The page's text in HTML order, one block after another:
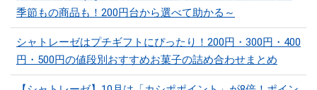
季節もの商品も！200円台から選べて助かる～
シャトレーゼはプチギフトにぴったり！200円・300円・400
円・500円の値段別おすすめお菓子の詰め合わせまとめ